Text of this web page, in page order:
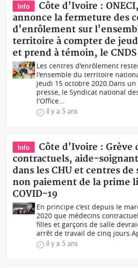
Info
Côte d'Ivoire :
annonce la fermeture des
d'enrôlement sur
territoire à compter de
et prend à témoin, le CNDS
Les centres d'enrôlement
l'ensemble du territoire
jeudi 15 octobre 2020.Dans
presse, le Syndicat national
l'Office...
il y a 5 ans
Info
Côte d'Ivoire : Grève
contractuels, aide-
dans les CHU et centres de
non paiement de la prime
COVID-19
En principe c'est depuis le
2020 que médecins
filles et garçons de salle
arrêt de travail de cinq
il y a 5 ans